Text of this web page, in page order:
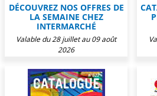
DÉCOUVREZ NOS OFFRES DE
LA SEMAINE CHEZ
INTERMARCHÉ
Valable du 28 juillet au 09 août
2026